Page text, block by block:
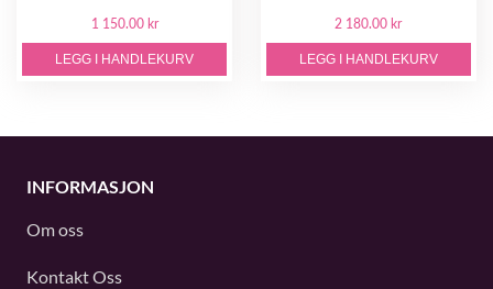
1 150.00 kr
LEGG I HANDLEKURV
2 180.00 kr
LEGG I HANDLEKURV
INFORMASJON
Om oss
Kontakt Oss